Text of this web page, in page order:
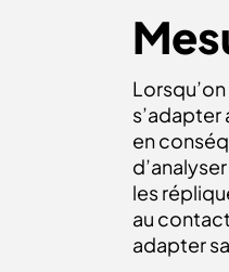
en
les
au
adapter